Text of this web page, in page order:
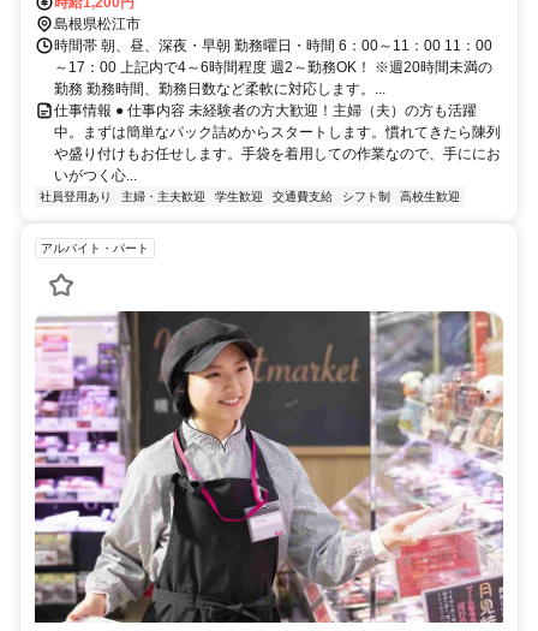
島根県松江市
時間帯 朝、昼、深夜・早朝 勤務曜日・時間 6：00～11：00 11：00
～17：00 上記内で4～6時間程度 週2～勤務OK！ ※週20時間未満の
勤務 勤務時間、勤務日数など柔軟に対応します。...
仕事情報 ● 仕事内容 未経験者の方大歓迎！主婦（夫）の方も活躍
中。まずは簡単なパック詰めからスタートします。慣れてきたら陳列
や盛り付けもお任せします。手袋を着用しての作業なので、手ににお
いがつく心...
社員登用あり 主婦・主夫歓迎 学生歓迎 交通費支給 シフト制 高校生歓迎
アルバイト・パート